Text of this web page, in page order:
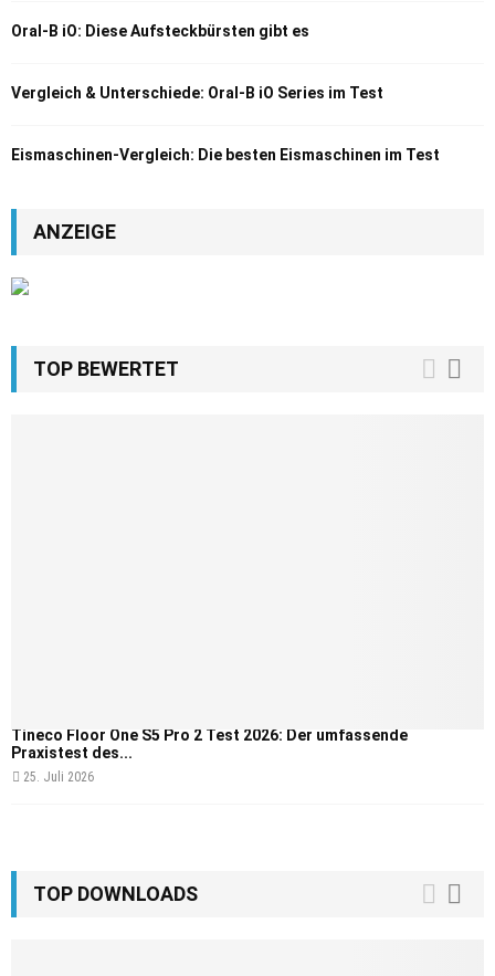
Oral-B iO: Diese Aufsteckbürsten gibt es
Vergleich & Unterschiede: Oral-B iO Series im Test
Eismaschinen-Vergleich: Die besten Eismaschinen im Test
ANZEIGE
TOP BEWERTET
Tineco Floor One S5 Pro 2 Test 2026: Der umfassende
Praxistest des...
25. Juli 2026
TOP DOWNLOADS